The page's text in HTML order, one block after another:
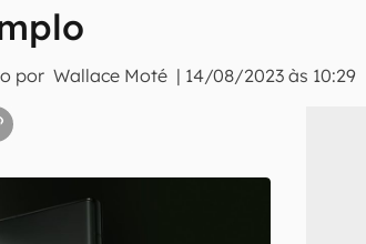
por Wallace Moté | 14/08/2023 às 10:29
e receba notícias e reviews sobre